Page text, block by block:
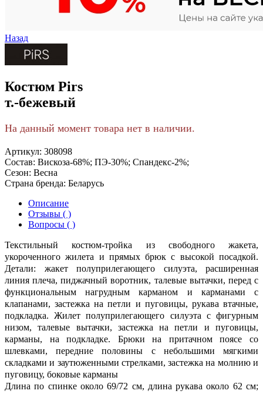
Назад
Костюм Pirs
т.-бежевый
На данный момент товара нет в наличии.
Артикул: 308098
Состав: Вискоза-68%; ПЭ-30%; Спандекс-2%;
Сезон: Весна
Страна бренда: Беларусь
Описание
Отзывы ( )
Вопросы ( )
Текстильный костюм-тройка из свободного жакета,
укороченного жилета и прямых брюк с высокой посадкой.
Детали: жакет полуприлегающего силуэта, расширенная
линия плеча, пиджачный воротник, талевые вытачки, перед с
функциональным нагрудным карманом и карманами с
клапанами, застежка на петли и пуговицы, рукава втачные,
подкладка. Жилет полуприлегающего силуэта с фигурным
низом, талевые вытачки, застежка на петли и пуговицы,
карманы, на подкладке. Брюки на притачном поясе со
шлевками, передние половины с небольшими мягкими
складками и заутюженными стрелками, застежка на молнию и
пуговицу, боковые карманы
Длина по спинке около 69/72 см, длина рукава около 62 см;